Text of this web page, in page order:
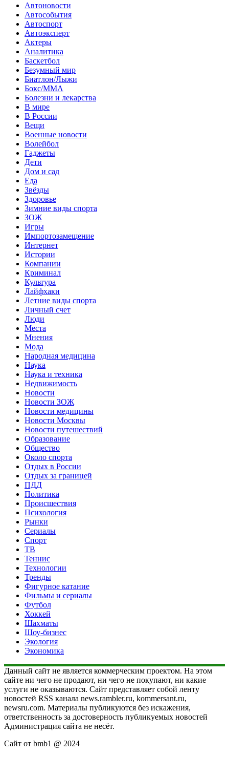
Автоновости
Автособытия
Автоспорт
Автоэксперт
Актеры
Аналитика
Баскетбол
Безумный мир
Биатлон/Лыжи
Бокс/MMA
Болезни и лекарства
В мире
В России
Вещи
Военные новости
Волейбол
Гаджеты
Дети
Дом и сад
Еда
Звёзды
Здоровье
Зимние виды спорта
ЗОЖ
Игры
Импортозамещение
Интернет
Истории
Компании
Криминал
Культура
Лайфхаки
Летние виды спорта
Личный счет
Люди
Места
Мнения
Мода
Народная медицина
Наука
Наука и техника
Недвижимость
Новости
Новости ЗОЖ
Новости медицины
Новости Москвы
Новости путешествий
Образование
Общество
Около спорта
Отдых в России
Отдых за границей
ПДД
Политика
Происшествия
Психология
Рынки
Сериалы
Спорт
ТВ
Теннис
Технологии
Тренды
Фигурное катание
Фильмы и сериалы
Футбол
Хоккей
Шахматы
Шоу-бизнес
Экология
Экономика
Данный сайт не является коммерческим проектом. На этом
сайте ни чего не продают, ни чего не покупают, ни какие
услуги не оказываются. Сайт представляет собой ленту
новостей RSS канала news.rambler.ru, kommersant.ru,
newsru.com. Материалы публикуются без искажения,
ответственность за достоверность публикуемых новостей
Администрация сайта не несёт.
Сайт от bmb1 @ 2024